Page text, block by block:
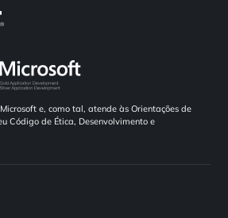
e, como tal, atende às Orientações de
Código de Ética, Desenvolvimento e